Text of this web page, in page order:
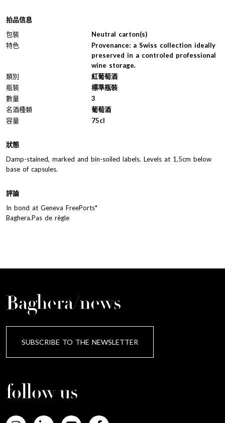
拍品信息
包裝
Neutral carton(s)
特色
Provenance: a Swiss collection ideally
preserved in a controled professional
wine storage.
類別
紅葡萄酒
瓶裝
標準瓶裝
數量
3
名酒種類
葡萄酒
容量
75cl
狀態
Damp-stained, marked and bin-soiled labels. Levels at 1,5cm below
base of capsules.
評論
In bond at Geneva FreePorts*
Baghera.Pas de règle
Baghera/news
SUBSCRIBE TO THE NEWSLETTER
follow us